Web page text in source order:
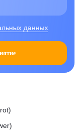
данных